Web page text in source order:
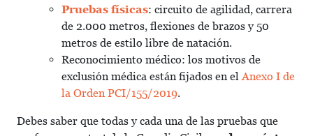
Pruebas físicas: circuito de agilidad, carrera
de 2.000 metros, flexiones de brazos y 50
metros de estilo libre de natación.
Reconocimiento médico: los motivos de
exclusión médica están fijados en elAnexo I de
la Orden PCI/155/2019.
Debes saber que todas y cada una de las pruebas que